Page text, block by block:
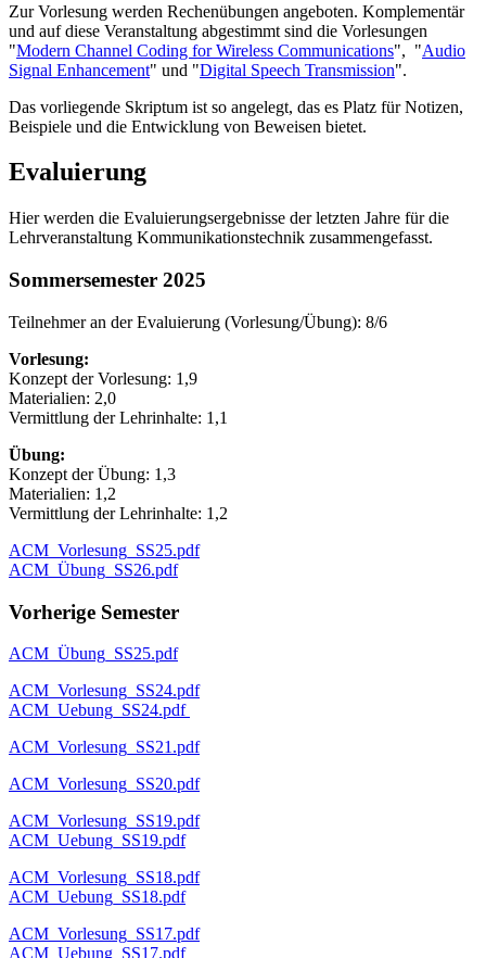
Zur Vorlesung werden Rechenübungen angeboten. Komplementär
und auf diese Veranstaltung abgestimmt sind die Vorlesungen
"Modern Channel Coding for Wireless Communications", "Audio
Signal Enhancement" und "Digital Speech Transmission".
Das vorliegende Skriptum ist so angelegt, das es Platz für Notizen,
Beispiele und die Entwicklung von Beweisen bietet.
Evaluierung
Hier werden die Evaluierungsergebnisse der letzten Jahre für die
Lehrveranstaltung Kommunikationstechnik zusammengefasst.
Sommersemester 2025
Teilnehmer an der Evaluierung (Vorlesung/Übung): 8/6
Vorlesung:
Konzept der Vorlesung: 1,9
Materialien: 2,0
Vermittlung der Lehrinhalte: 1,1
Übung:
Konzept der Übung: 1,3
Materialien: 1,2
Vermittlung der Lehrinhalte: 1,2
ACM_Vorlesung_SS25.pdf
ACM_Übung_SS26.pdf
Vorherige Semester
ACM_Übung_SS25.pdf
ACM_Vorlesung_SS24.pdf
ACM_Uebung_SS24.pdf
ACM_Vorlesung_SS21.pdf
ACM_Vorlesung_SS20.pdf
ACM_Vorlesung_SS19.pdf
ACM_Uebung_SS19.pdf
ACM_Vorlesung_SS18.pdf
ACM_Uebung_SS18.pdf
ACM_Vorlesung_SS17.pdf
ACM_Uebung_SS17.pdf